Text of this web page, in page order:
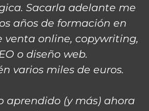
Sacarla adelante me
años de formación en
venta online, copywriting,
o diseño web.
varios miles de euros.
aprendido (y más) ahora